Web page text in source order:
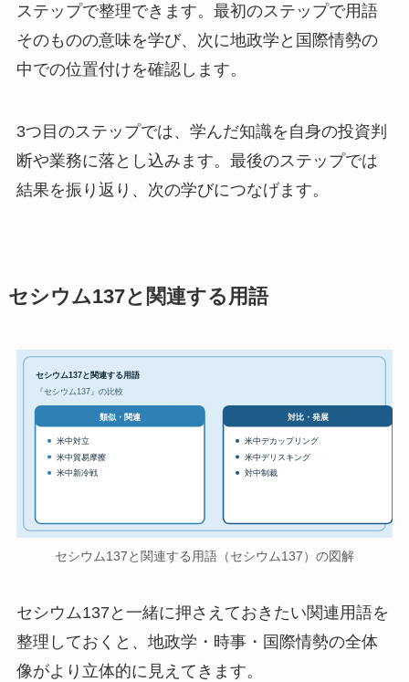
ステップで整理できます。最初のステップで用語
そのものの意味を学び、次に地政学と国際情勢の
中での位置付けを確認します。
3つ目のステップでは、学んだ知識を自身の投資判
断や業務に落とし込みます。最後のステップでは
結果を振り返り、次の学びにつなげます。
セシウム137と関連する用語
セシウム137と関連する用語
『セシウム137』の比較
類似・関連
米中対立
米中貿易摩擦
米中新冷戦
対比・発展
米中デカップリング
米中デリスキング
対中制裁
セシウム137と関連する用語（セシウム137）の図解
セシウム137と一緒に押さえておきたい関連用語を
整理しておくと、地政学・時事・国際情勢の全体
像がより立体的に見えてきます。